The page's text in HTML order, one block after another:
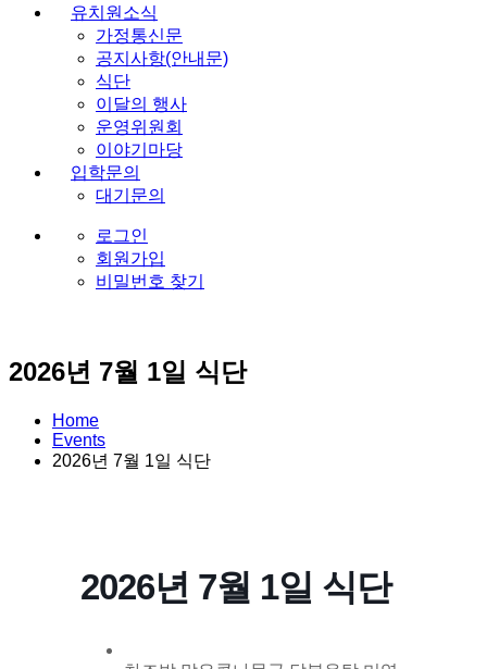
유치원소식
가정통신문
공지사항(안내문)
식단
이달의 행사
운영위원회
이야기마당
입학문의
대기문의
로그인
회원가입
비밀번호 찾기
2026년 7월 1일 식단
Home
Events
2026년 7월 1일 식단
2026년 7월 1일 식단